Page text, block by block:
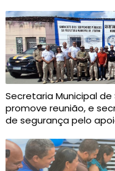
Secretaria Municipal
promove reunião, e
de segurança pelo